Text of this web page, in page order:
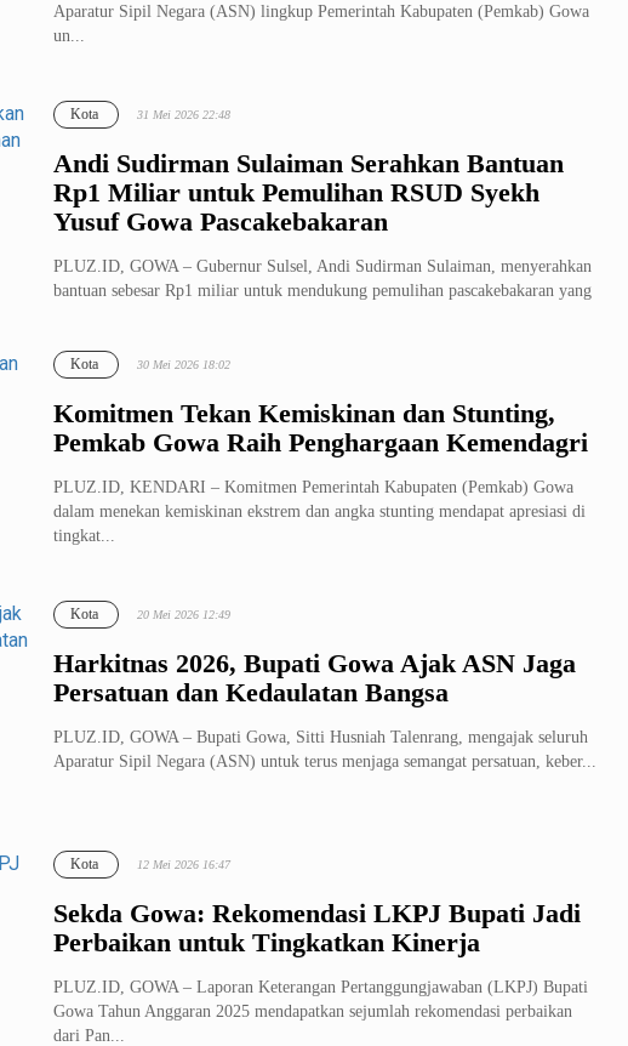
Aparatur Sipil Negara (ASN) lingkup Pemerintah Kabupaten (Pemkab) Gowa
un...
Andi Sudirman Sulaiman Serahkan Bantuan
Rp1 Miliar untuk Pemulihan RSUD Syekh
Yusuf Gowa Pascakebakaran
Kota 31 Mei 2026 22:48
PLUZ.ID, GOWA – Gubernur Sulsel, Andi Sudirman Sulaiman, menyerahkan
bantuan sebesar Rp1 miliar untuk mendukung pemulihan pascakebakaran yang
Komitmen Tekan Kemiskinan dan Stunting,
Pemkab Gowa Raih Penghargaan Kemendagri
Kota 30 Mei 2026 18:02
PLUZ.ID, KENDARI – Komitmen Pemerintah Kabupaten (Pemkab) Gowa
dalam menekan kemiskinan ekstrem dan angka stunting mendapat apresiasi di
tingkat...
Harkitnas 2026, Bupati Gowa Ajak ASN Jaga
Persatuan dan Kedaulatan Bangsa
Kota 20 Mei 2026 12:49
PLUZ.ID, GOWA – Bupati Gowa, Sitti Husniah Talenrang, mengajak seluruh
Aparatur Sipil Negara (ASN) untuk terus menjaga semangat persatuan, keber...
Sekda Gowa: Rekomendasi LKPJ Bupati Jadi
Perbaikan untuk Tingkatkan Kinerja
Kota 12 Mei 2026 16:47
PLUZ.ID, GOWA – Laporan Keterangan Pertanggungjawaban (LKPJ) Bupati
Gowa Tahun Anggaran 2025 mendapatkan sejumlah rekomendasi perbaikan
dari Pan...